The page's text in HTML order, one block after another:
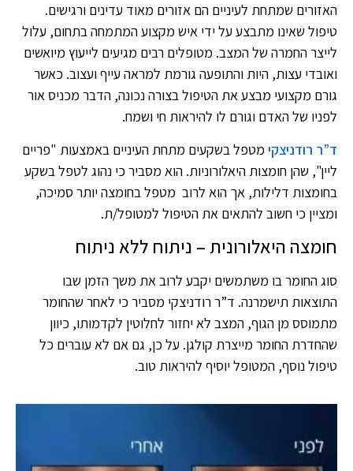
האזורים שמתחת לעיניים הם אזורים מאוד עדינים ורגישים.
טיפול שאינו מתבצע על ידי איש מקצוע המתמחה בתחום, עלול
לייצר החמרה של המצב. מטופלים רבים מגיעים לייעוץ מיואשים
ואובדי עצות, היות והתופעה גורמת למראה עייף ועצוב. כאשר
גורם מקצועי מבצע את הטיפול בצורה נכונה, הדבר מכניס אור
לפניו של האדם וגורם לו להיראות חי ושמח.
ד”ר רודניצקי מטפל בשקעים מתחת העיניים באמצעות "פריים
ליין", שהן חומצות היאלורוניות. הוא מסביר כי נהוג לטפל בשקע
בחומצות דלילות, אך הוא לרוב מטפל בחומצה יותר סמיכה,
ומציין כי חשוב להתאים את הטיפול למטופל/ת.
חומצה היאלורונית – ניתוח ללא ניתוח
סוג החומר בו משתמשים יקבע לרוב את משך הזמן שבו
התוצאות תישמרנה. ד”ר רודניצקי מסביר כי לאחר שהחומר
מתמוסס מן הגוף, המצב לא יחזור לחלוטין לקדמותו, כיוון
שהחדרת החומר מייצרת קולגן. על כן, גם אם לא עוברים כל
טיפול נוסף, המטופל יוסיף להיראות טוב.